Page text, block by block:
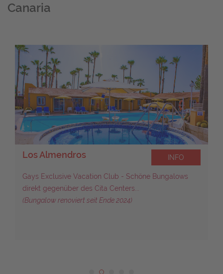
Canaria
Los Almendros INFO
Gays Exclusive Vacation Club - Schöne Bungalows
direkt gegenüber des Cita Centers...
(Bungalow renoviert seit Ende 2024)